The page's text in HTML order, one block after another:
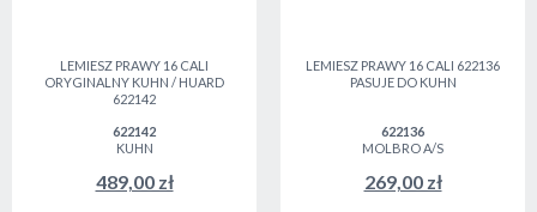
LEMIESZ PRAWY 16 CALI
ORYGINALNY KUHN / HUARD
622142
622142
KUHN
489,00 zł
LEMIESZ PRAWY 16 CALI 622136
PASUJE DO KUHN
622136
MOLBRO A/S
269,00 zł